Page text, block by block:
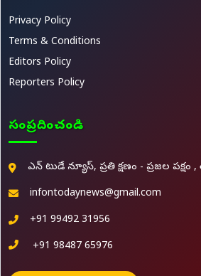
Privacy Policy
Terms & Conditions
Editors Policy
Reporters Policy
సంప్రదించండి
ఎన్ టుడే న్యూస్, ప్రతి క్షణం - ప్రజల పక్షం
infontodaynews@gmail.com
+91 99492 31956
+91 98487 65976